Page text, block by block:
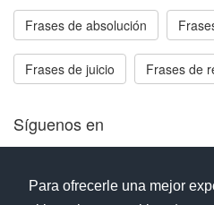
Para ofrecerle una mejor
Frases de absolución
Frases de juicio Frases de
Síguenos en